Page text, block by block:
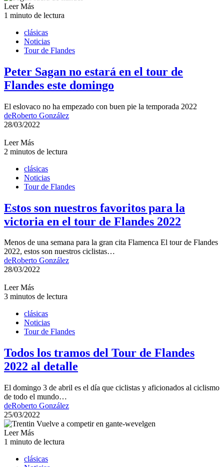
Leer Más
1 minuto de lectura
clásicas
Noticias
Tour de Flandes
Peter Sagan no estará en el tour de
Flandes este domingo
El eslovaco no ha empezado con buen pie la temporada 2022
deRoberto González
28/03/2022
Leer Más
2 minutos de lectura
clásicas
Noticias
Tour de Flandes
Estos son nuestros favoritos para la
victoria en el tour de Flandes 2022
Menos de una semana para la gran cita Flamenca El tour de Flandes
2022, estos son nuestros ciclistas…
deRoberto González
28/03/2022
Leer Más
3 minutos de lectura
clásicas
Noticias
Tour de Flandes
Todos los tramos del Tour de Flandes
2022 al detalle
El domingo 3 de abril es el día que ciclistas y aficionados al ciclismo
de todo el mundo…
deRoberto González
25/03/2022
Leer Más
1 minuto de lectura
clásicas